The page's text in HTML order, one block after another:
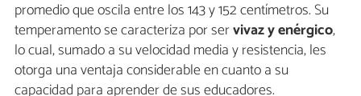
promedio que oscila entre los 143 y 152 centímetros. Su
temperamento se caracteriza por servivaz y enérgico,
lo cual, sumado a su velocidad media y resistencia, les
otorga una ventaja considerable en cuanto a su
capacidad para aprender de sus educadores.